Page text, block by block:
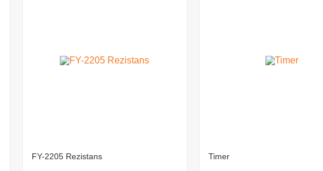
Timer Spiral Boru